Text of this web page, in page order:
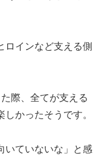
ロインなど支える側
際、全てが支える
かったそうです。
いていないな」と感